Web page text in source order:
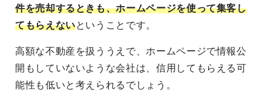
件を売却するときも、ホームページを使って集客し
てもらえないということです。
高額な不動産を扱ううえで、ホームページで情報公
開もしていないような会社は、信用してもらえる可
能性も低いと考えられるでしょう。